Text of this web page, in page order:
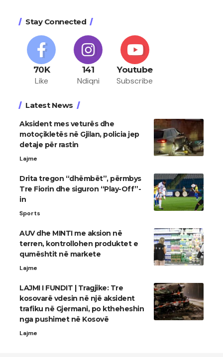
Stay Connected
70K
Like
141
Ndiqni
Youtube
Subscribe
Latest News
Aksident mes veturës dhe
motoçikletës në Gjilan, policia jep
detaje për rastin
Lajme
Drita tregon “dhëmbët”, përmbys
Tre Fiorin dhe siguron “Play-Off”-
in
Sports
AUV dhe MINTI me aksion në
terren, kontrollohen produktet e
qumështit në markete
Lajme
LAJMI I FUNDIT | Tragjike: Tre
kosovarë vdesin në një aksident
trafiku në Gjermani, po ktheheshin
nga pushimet në Kosovë
Lajme